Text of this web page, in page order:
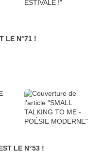
LE N°71 !
LE N°53 !